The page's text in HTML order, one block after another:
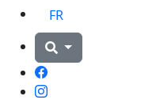
FR
Facebook
Instagram